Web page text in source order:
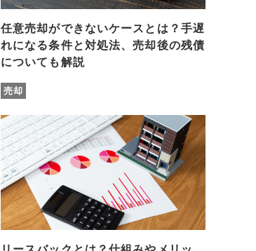
任意売却ができないケースとは？手遅
れになる条件と対処法、売却後の残債
についても解説
売却